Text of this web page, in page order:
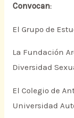
Convocan:
El Grupo de
La Fundación
Diversidad
El Colegio de
Universidad